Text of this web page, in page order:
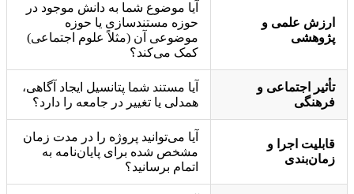
ارزش علمی و
پژوهشی
آیا موضوع شما به دانش موجود در
حوزه مستندسازی یا حوزه
موضوعی آن (مثلاً علوم اجتماعی)
کمک می‌کند؟
تأثیر اجتماعی و
فرهنگی
آیا مستند شما پتانسیل ایجاد آگاهی،
همدلی یا تغییر در جامعه را دارد؟
قابلیت اجرا و
زمان‌بندی
آیا می‌توانید پروژه را در مدت زمان
مشخص شده برای پایان‌نامه به
اتمام برسانید؟